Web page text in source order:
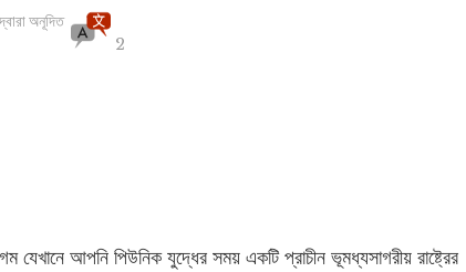
অনূদিত
2
আপনি পিউনিক যুদ্ধের সময় একটি প্রাচীন ভূমধ্যসাগরীয় রাষ্ট্রের